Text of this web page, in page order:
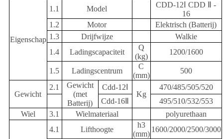
Eigenschap
1.1 Model
CDD-12Ⅰ CDD Ⅱ -
16
1.2
Motor
Elektrisch (Batterij)
1.3
Drijfwijze
Walkie
1.4
Ladingscapaciteit
Q
(kg)
1200/1600
1.5 Ladingscentrum
C
(mm)
500
Gewicht
2.1
Gewicht
(met
Batterij)
Cdd-12Ⅰ
Kg
470/485/505/520
Cdd-16Ⅱ
495/510/532/553
Wiel
3.1 Wielmateriaal polyurethaan
4.1 Lifthoogte
h3
(mm)
1600/2000/2500/3000